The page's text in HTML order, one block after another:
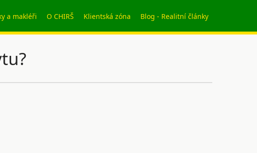
a makléři O CHIRŠ Klientská zóna Blog - Realitní články